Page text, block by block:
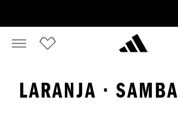
LARANJA · SAMBA